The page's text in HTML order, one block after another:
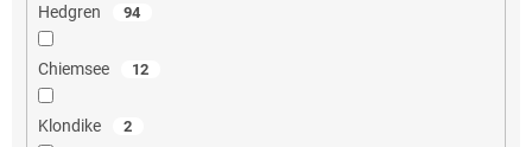
Hedgren 94
Chiemsee 12
Klondike 2